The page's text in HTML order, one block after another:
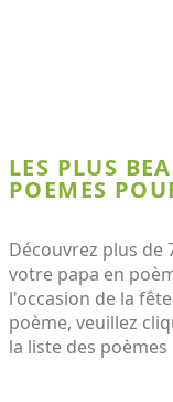
LES PLUS
POEMES
Découvrez plus de
votre papa en
l'occasion de la
poème, veuillez
la liste des poèmes